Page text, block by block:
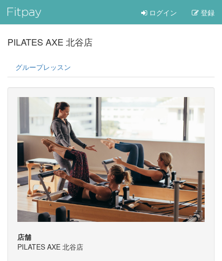
ログイン 登録
PILATES AXE 北谷店
グループレッスン
店舗
PILATES AXE 北谷店